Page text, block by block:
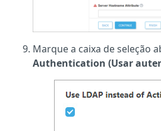
Marque a caixa de seleção
Authentication (Usar